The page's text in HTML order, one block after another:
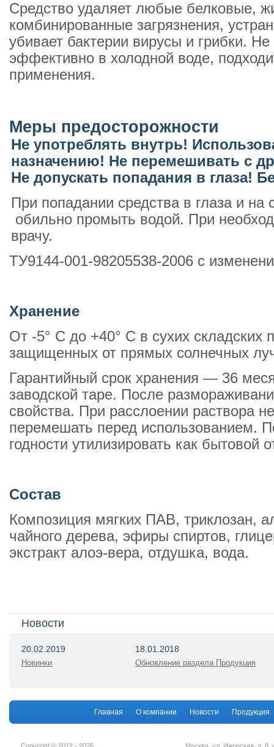
Средство удаляет любые белковые,
комбинированные загрязнения,
убивает бактерии вирусы и грибки.
эффективно в холодной воде,
применения.
Меры предосторожности
Не употреблять внутрь!
назначению! Не перемешивать с
Не допускать попадания в глаза!
При попадании средства в глаза и на
обильно промыть водой. При
врачу.
ТУ9144-001-98205538-2006 с
Хранение
От -5° С до +40° С в сухих складских
защищенных от прямых солнечных
Гарантийный срок хранения — 36
заводской таре. После
свойства. При расслоении раствора
перемешать перед использованием.
годности утилизировать как бытовой
Состав
Композиция мягких ПАВ, триклозан,
чайного дерева, эфиры спиртов,
экстракт алоэ-вера, отдушка, вода.
Новости
20.02.2019
Новинки
18.01.2018
Обновление раздела Продукция
Главная О компании Новости Продукция